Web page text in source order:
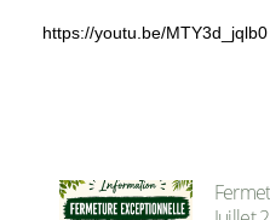
https://youtu.be/MTY3d_jqlb0